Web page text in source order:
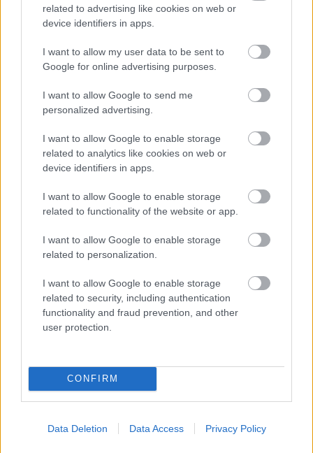
related to advertising like cookies on web or
device identifiers in apps.
I want to allow my user data to be sent to
Google for online advertising purposes.
I want to allow Google to send me
personalized advertising.
I want to allow Google to enable storage
related to analytics like cookies on web or
device identifiers in apps.
I want to allow Google to enable storage
related to functionality of the website or app.
I want to allow Google to enable storage
related to personalization.
I want to allow Google to enable storage
related to security, including authentication
functionality and fraud prevention, and other
user protection.
CONFIRM
Data Deletion Data Access Privacy Policy
«Εγώ είμαι η ανάπηρη, αυτοί είναι οι μ***ες» –
Η Maria Rolls χωρίς φίλτρο
με τον